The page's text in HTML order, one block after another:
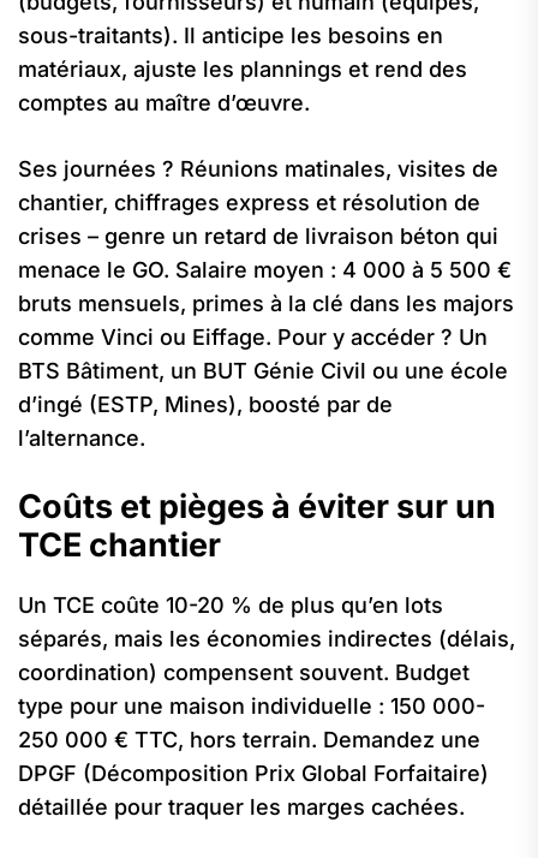
sous-traitants). Il anticipe les besoins en
matériaux, ajuste les plannings et rend des
comptes au maître d’œuvre.
Ses journées ? Réunions matinales, visites de
chantier, chiffrages express et résolution de
crises – genre un retard de livraison béton qui
menace le GO. Salaire moyen : 4 000 à 5 500 €
bruts mensuels, primes à la clé dans les majors
comme Vinci ou Eiffage. Pour y accéder ? Un
BTS Bâtiment, un BUT Génie Civil ou une école
d’ingé (ESTP, Mines), boosté par de
l’alternance.
Coûts et pièges à éviter sur un
TCE chantier
Un TCE coûte 10-20 % de plus qu’en lots
séparés, mais les économies indirectes (délais,
coordination) compensent souvent. Budget
type pour une maison individuelle : 150 000-
250 000 € TTC, hors terrain. Demandez une
DPGF (Décomposition Prix Global Forfaitaire)
détaillée pour traquer les marges cachées.